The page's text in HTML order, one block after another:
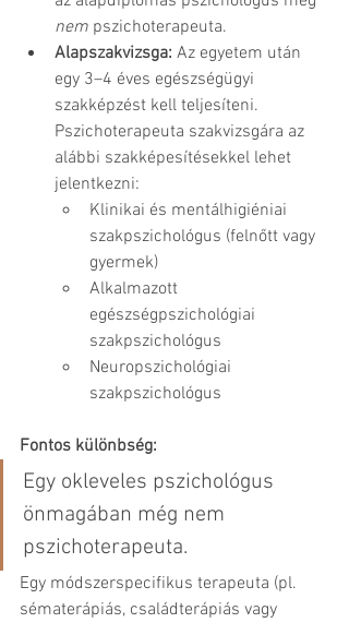
nem pszichoterapeuta.
Alapszakvizsga: Az egyetem után
egy 3–4 éves egészségügyi
szakképzést kell teljesíteni.
Pszichoterapeuta szakvizsgára az
alábbi szakképesítésekkel lehet
jelentkezni:
Klinikai és mentálhigiéniai
szakpszichológus (felnőtt vagy
gyermek)
Alkalmazott
egészségpszichológiai
szakpszichológus
Neuropszichológiai
szakpszichológus
Fontos különbség:
Egy okleveles pszichológus
önmagában még nem
pszichoterapeuta.
Egy módszerspecifikus terapeuta (pl.
sématerápiás, családterápiás vagy